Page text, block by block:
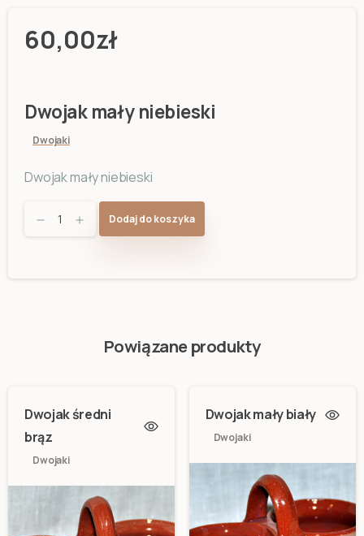
60,00zł
Dwojak mały niebieski
Dwojaki
Dwojak mały niebieski
Dwojak
Dodaj do koszyka
Powiązane produkty
Dwojak średni
brąz
Dwojaki
Dwojak mały biały
Dwojaki